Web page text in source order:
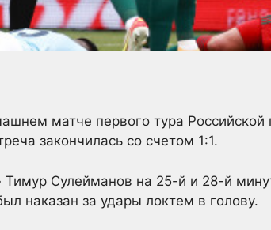
матче первого тура
закончилась со счетом 1:1.
Сулейманов на 25-й и 28-й
наказан за удары локтем в голову.